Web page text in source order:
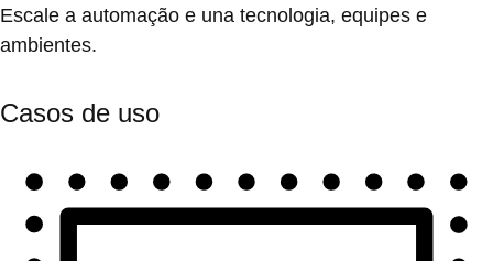
Escale a automação e una tecnologia, equipes e
ambientes.
Casos de uso